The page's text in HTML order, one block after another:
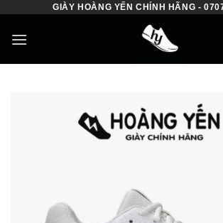
content
GIÀY HOÀNG YẾN CHÍNH HÃNG -